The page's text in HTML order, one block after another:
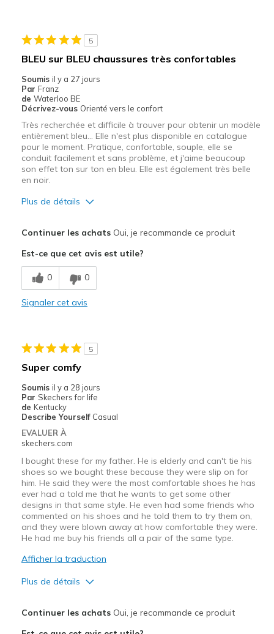
Need Break In
Les meilleures utilisations
Casual Wear
Width
Feels true to width
Sizing
Feels true to size
View On Shoes
Shoes are for Wearing
5
BLEU sur BLEU chaussures très confortables
Soumis il y a 27 jours
Par Franz
de Waterloo BE
Décrivez-vous Orienté vers le confort
Très recherchée et difficile à trouver pour obtenir un modèle
entièrement bleu… Elle n'est plus disponible en catalogue
pour le moment. Pratique, confortable, souple, elle se
conduit facilement et sans problème, et j'aime beaucoup
son effet ton sur ton en bleu. Elle est également très belle
en noir.
Plus de détails
Correspond bien à la photo
Entrée et sortie faciles
Les meilleures utilisations
Quotidien
Taille
Largeur
Opinion sur
Chaussures
Je suis vraiment dans les
chaussures
Continuer les achatsOui, je recommande ce produit
Est-ce que cet avis est utile?
0 0
Signaler cet avis
5
Super comfy
Soumis il y a 28 jours
Par Skechers for life
de Kentucky
Describe Yourself Casual
EVALUER À
skechers.com
I bought these for my father. He is elderly and can't tie his
shoes so we bought these because they were slip on for
him. He said they were the most comfortable shoes he has
ever had a told me that he wants to get some other
designs in that same style. He even had some friends who
commented on his shoes and he told them to try them on,
and they were blown away at how comfortable they were.
He had me buy his friends all a pair of the same type.
Afficher la traduction
Plus de détails
Continuer les achatsOui, je recommande ce produit